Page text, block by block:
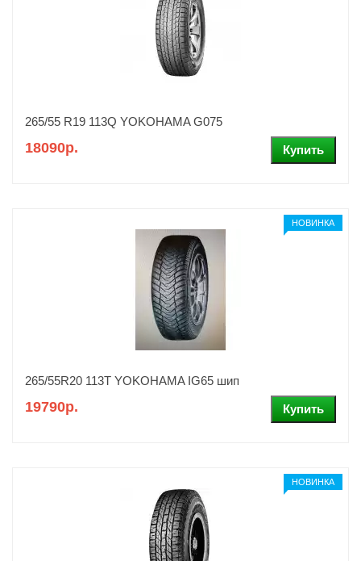
265/55 R19 113Q YOKOHAMA G075
18090р.
НОВИНКА
265/55R20 113T YOKOHAMA IG65 шип
19790р.
НОВИНКА